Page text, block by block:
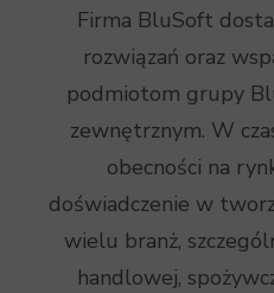
Firma BluSoft
rozwiązań oraz
podmiotom grupy
zewnętrznym. W
obecności na
doświadczenie w
wielu branż,
handlowej,